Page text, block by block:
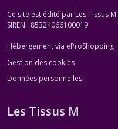
Ce site est édité par Les Tissus M.
SIREN : 85324066100019
Hébergement via eProShopping
Gestion des cookies
Données personnelles
Les Tissus M